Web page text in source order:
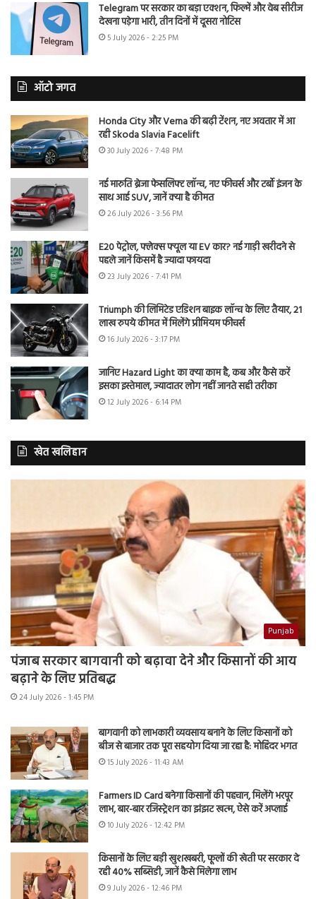
Telegram पर सरकार का बड़ा एक्शन, फिल्में और वेब सीरीज
देखना पड़ेगा भारी, तीन दिनों में दूसरा नोटिस
5 July 2026 - 2:25 PM
ऑटो जगत
Honda City और Verna की बढ़ी टेंशन, नए अवतार में आ
रही Skoda Slavia Facelift
30 July 2026 - 7:48 PM
नई मारुति ब्रेजा फेसलिफ्ट लॉन्च, नए फीचर्स और टर्बो इंजन के
साथ आई SUV, जानें क्या है कीमत
26 July 2026 - 3:56 PM
E20 पेट्रोल, फ्लेक्स फ्यूल या EV कार? नई गाड़ी खरीदने से
पहले जानें किसमें है ज्यादा फायदा
23 July 2026 - 7:41 PM
Triumph की लिमिटेड एडिशन बाइक लॉन्च के लिए तैयार, 21
लाख रुपये कीमत में मिलेंगे प्रीमियम फीचर्स
16 July 2026 - 3:17 PM
जानिए Hazard Light का क्या काम है, कब और कैसे करें
इसका इस्तेमाल, ज्यादातर लोग नहीं जानते सही तरीका
12 July 2026 - 6:14 PM
खेत खलिहान
Punjab
पंजाब सरकार बागवानी को बढ़ावा देने और किसानों की आय
बढ़ाने के लिए प्रतिबद्ध
24 July 2026 - 1:45 PM
बागवानी को लाभकारी व्यवसाय बनाने के लिए किसानों को
बीज से बाजार तक पूरा सहयोग दिया जा रहा है: मोहिंदर भगत
15 July 2026 - 11:43 AM
Farmers ID Card बनेगा किसानों की पहचान, मिलेंगे भरपूर
लाभ, बार-बार रजिस्ट्रेशन का झंझट खत्म, ऐसे करें अप्लाई
10 July 2026 - 12:42 PM
किसानों के लिए बड़ी खुशखबरी, फूलों की खेती पर सरकार दे
रही 40% सब्सिडी, जानें कैसे मिलेगा लाभ
9 July 2026 - 12:46 PM